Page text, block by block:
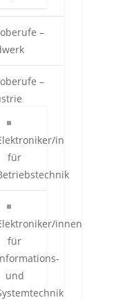
–
–
in
für
innen
für
und